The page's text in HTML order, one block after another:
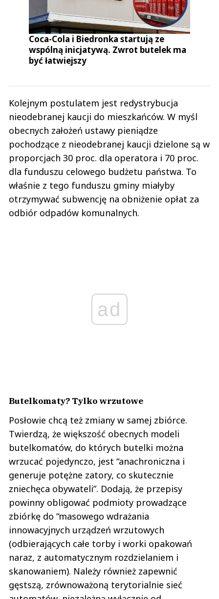
Coca-Cola i Biedronka startują ze
wspólną inicjatywą. Zwrot butelek ma
być łatwiejszy
Kolejnym postulatem jest redystrybucja
nieodebranej kaucji do mieszkańców. W myśl
obecnych założeń ustawy pieniądze
pochodzące z nieodebranej kaucji dzielone są w
proporcjach 30 proc. dla operatora i 70 proc.
dla funduszu celowego budżetu państwa. To
właśnie z tego funduszu gminy miałyby
otrzymywać subwencję na obniżenie opłat za
odbiór odpadów komunalnych.
ad
Butelkomaty? Tylko wrzutowe
Posłowie chcą też zmiany w samej zbiórce.
Twierdzą, że większość obecnych modeli
butelkomatów, do których butelki można
wrzucać pojedynczo, jest “anachroniczna i
generuje potężne zatory, co skutecznie
zniechęca obywateli”. Dodają, że przepisy
powinny obligować podmioty prowadzące
zbiórkę do “masowego wdrażania
innowacyjnych urządzeń wrzutowych
(odbierających całe torby i worki opakowań
naraz, z automatycznym rozdzielaniem i
skanowaniem). Należy również zapewnić
gęstszą, zrównoważoną terytorialnie sieć